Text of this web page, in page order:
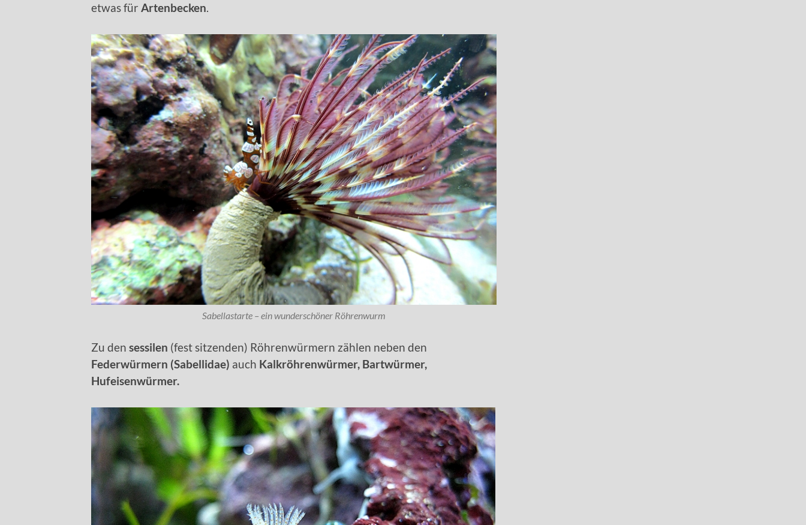
etwas für Artenbecken.
Sabellastarte – ein wunderschöner Röhrenwurm
Zu den sessilen (fest sitzenden) Röhrenwürmern zählen neben den
Federwürmern (Sabellidae) auch Kalkröhrenwürmer, Bartwürmer,
Hufeisenwürmer.